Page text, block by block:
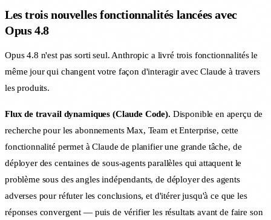
Les trois nouvelles fonctionnalités lancées avec
Opus 4.8
Opus 4.8 n'est pas sorti seul. Anthropic a livré trois fonctionnalités le
même jour qui changent votre façon d'interagir avec Claude à travers
les produits.
Flux de travail dynamiques (Claude Code). Disponible en aperçu de
recherche pour les abonnements Max, Team et Enterprise, cette
fonctionnalité permet à Claude de planifier une grande tâche, de
déployer des centaines de sous-agents parallèles qui attaquent le
problème sous des angles indépendants, de déployer des agents
adverses pour réfuter les conclusions, et d'itérer jusqu'à ce que les
réponses convergent — puis de vérifier les résultats avant de faire son